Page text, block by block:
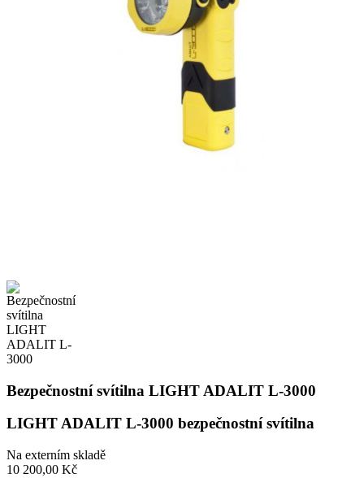
Bezpečnostní svítilna LIGHT ADALIT L-3000
LIGHT ADALIT L-3000 bezpečnostní svítilna
Na externím skladě
10 200,00 Kč